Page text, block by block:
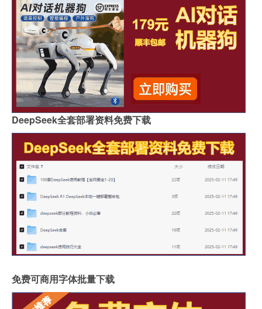
DeepSeek全套部署资料免费下载
免费可商用字体批量下载